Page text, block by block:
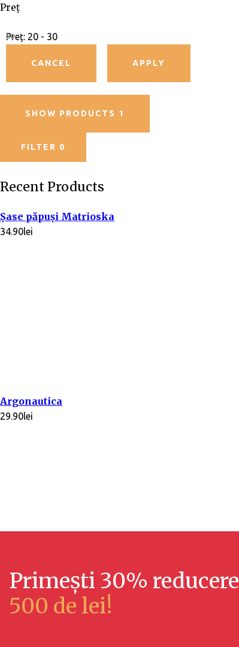
Preț
20
Preț: 20 - 30
SHOW PRODUCTS 1
FILTER 0
Recent Products
Șase păpuși Matrioska
34.90lei
Argonautica
29.90lei
Primești 30% reducere
500 de lei!